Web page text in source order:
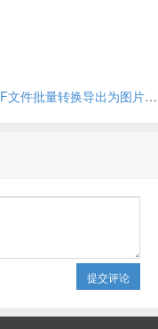
【已解决】Mac中PDFElement Pro把PDF文件批量转换导出为图片
提交评论